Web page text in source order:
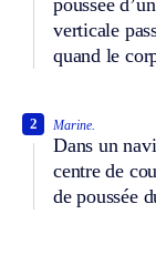
verticale
quand le
Marine.
Dans un
centre de
de poussée
2